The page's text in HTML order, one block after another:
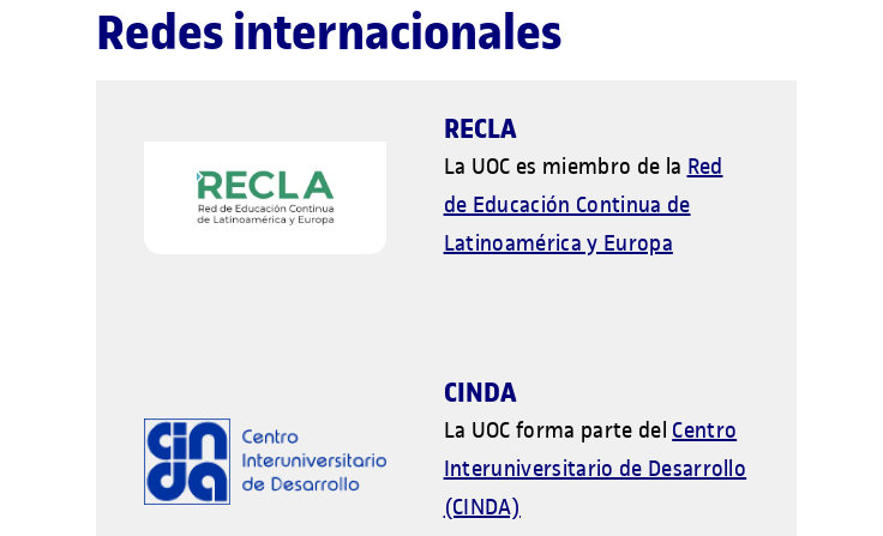
Redes internacionales
RECLA
La UOC es miembro de la Red
de Educación Continua de
Latinoamérica y Europa
CINDA
La UOC forma parte del Centro
Interuniversitario de Desarrollo
(CINDA)